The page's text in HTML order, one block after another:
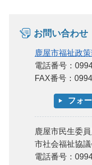
お問い合わせ
鹿屋市福祉政
電話番号：
FAX番号：
鹿屋市民生委
市社会福祉協議
電話番号：